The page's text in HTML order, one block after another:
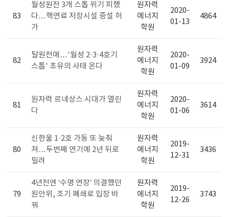
83
월성원전 3개 스톱 위기 피했
다…핵연료 저장시설 증설 허
가
원자력
에너지
학원
2020-
01-13
4864
82
탈원전에…'월성 2·3·4호기
스톱' 초유의 사태 온다
원자력
에너지
학원
2020-
01-09
3924
81
원자력 르네상스 시대가 열린
다
원자력
에너지
학원
2020-
01-06
3614
80
신한울 1·2호 가동 또 늦춰
져…두번째 연기에 2년 뒤로
밀려
원자력
에너지
학원
2019-
12-31
3436
79
4년전엔 ‘수명 연장’ 의결했던
원안위, 조기 폐쇄로 입장 바
꿔
원자력
에너지
학원
2019-
12-26
3743